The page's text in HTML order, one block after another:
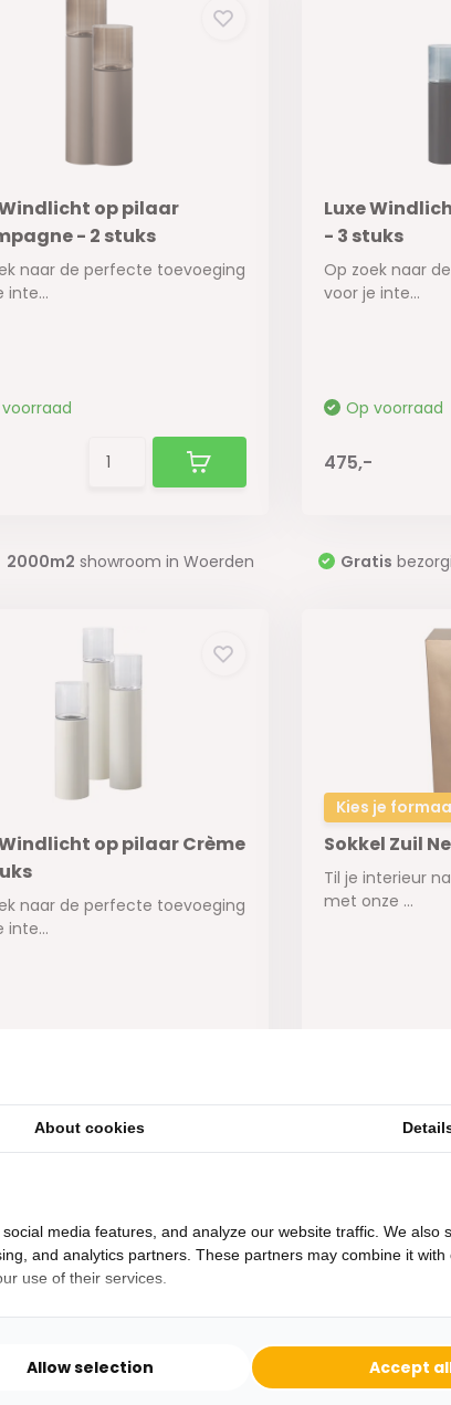
Windlicht op pilaar
- 2 stuks
naar de perfecte toevoeging
inte...
Luxe
- 3 stuks
Op zoek naar
voor je inte...
Op voorraad
475,-
2000m2 showroom in Woerden Gratis
op pilaar Crème
naar de perfecte toevoeging
inte...
Kies je
Sokkel Zuil
Til je interieur
met onze ...
89,-
Kies je
About cookies
media features, and analyze our website traffic. We also
and analytics partners. These partners may combine it with
use of their services.
Allow selection Accept